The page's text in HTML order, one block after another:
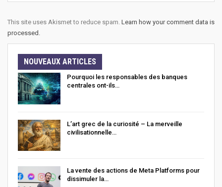
This site uses Akismet to reduce spam. Learn how your comment data is
processed.
NOUVEAUX ARTICLES
Pourquoi les responsables des banques
centrales ont-ils…
L’art grec de la curiosité – La merveille
civilisationnelle…
La vente des actions de Meta Platforms pour
dissimuler la…